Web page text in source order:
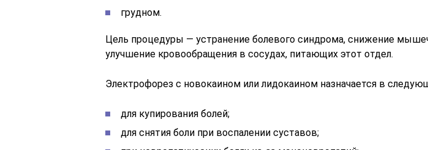
грудном.
Цель процедуры — устранение болевого синдрома, снижение
улучшение кровообращения в сосудах, питающих этот отдел.
Электрофорез с новокаином или лидокаином назначается в
для купирования болей;
для снятия боли при воспалении суставов;